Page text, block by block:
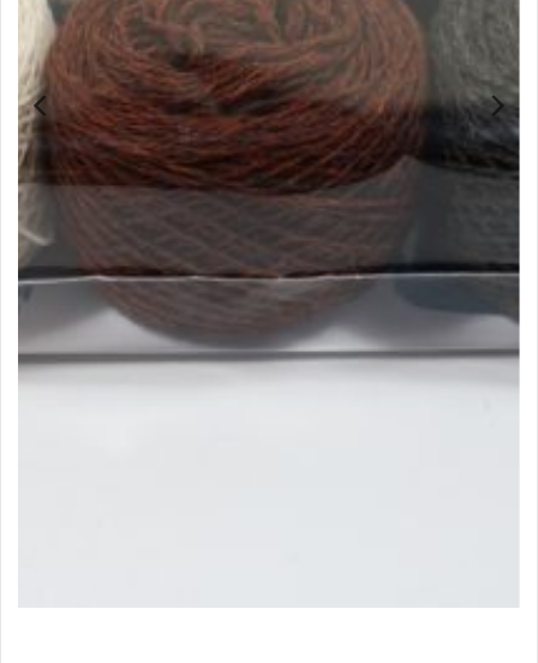
Shetland Finlandia pakketje 150 gram Bruintinten
€24,00